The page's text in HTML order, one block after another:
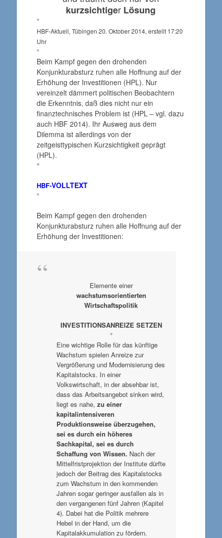
kurzsichtiger Lösung
°
HBF-Aktuell, Tübingen 20. Oktober 2014, erstellt 17:20
Uhr
°
Beim Kampf gegen den drohenden
Konjunkturabsturz ruhen alle Hoffnung auf der
Erhöhung der Investitionen (HPL). Nur
vereinzelt dämmert politischen Beobachtern
die Erkenntnis, daß dies nicht nur ein
finanztechnisches Problem ist (HPL – vgl. dazu
auch HBF 2014). Ihr Ausweg aus dem
Dilemma ist allerdings von der
zeitgeisttypischen Kurzsichtigkeit geprägt
(HPL).
°
HBF-VOLLTEXT
°
Beim Kampf gegen den drohenden
Konjunkturabsturz ruhen alle Hoffnung auf der
Erhöhung der Investitionen:
Elemente einer
wachstumsorientierten
Wirtschaftspolitik
INVESTITIONSANREIZE SETZEN
°
Eine wichtige Rolle für das künftige
Wachstum spielen Anreize zur
Vergrößerung und Modernisierung des
Kapitalstocks. In einer
Volkswirtschaft, in der absehbar ist,
dass das Arbeitsangebot sinken wird,
liegt es nahe, zu einer
kapitalintensiveren
Produktionsweise überzugehen,
sei es durch ein höheres
Sachkapital, sei es durch
Schaffung von Wissen. Nach der
Mittelfristprojektion der Institute dürfte
jedoch der Beitrag des Kapitalstocks
zum Wachstum in den kommenden
Jahren sogar geringer ausfallen als in
den vergangenen fünf Jahren (Kapitel
4). Dabei hat die Politik mehrere
Hebel in der Hand, um die
Kapitalakkumulation zu fördern.